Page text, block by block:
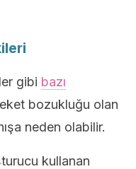
gibi bazı
bozukluğu olan
neden olabilir.
kullanan